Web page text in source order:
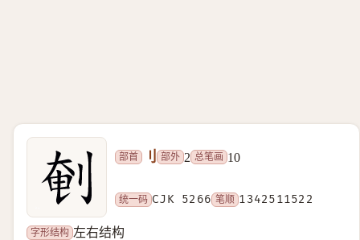
部首 刂 部外 2 总笔画 10
统一码 CJK 5266 笔顺 1342511522
字形结构 左右结构